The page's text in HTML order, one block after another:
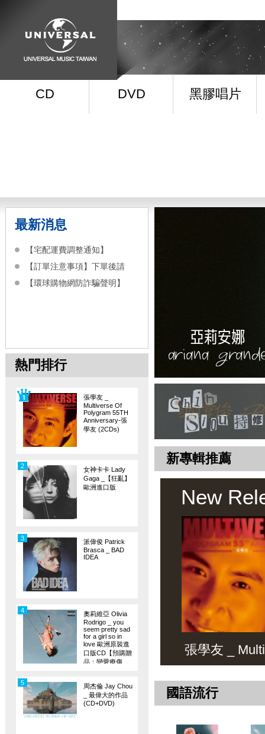
CD DVD 黑膠唱片
最新消息
【宅配運費調整通知】
【訂單注意事項】下單後請
【環球購物網防詐騙聲明】
熱門排行
張學友 _
Multiverse Of
Polygram 55TH
Anniversary-張
學友 (2CDs)
女神卡卡 Lady
Gaga _【狂亂】
歐洲進口版
2
派偉俊 Patrick
Brasca _ BAD
IDEA
3
奧莉維亞 Olivia
Rodrigo _ you
seem pretty sad
for a girl so in
love 歐洲原裝進
口版CD【預購贈
品：戀愛療傷
4
周杰倫 Jay Chou
_ 最偉大的作品
(CD+DVD)
5
新專輯推薦
New
張學友 _
國語流行